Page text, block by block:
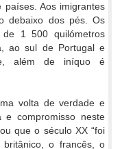
países. Aos imigrantes
debaixo dos pés. Os
1 500 quilómetros
ao sul de Portugal e
além de iníquo é
volta de verdade e
compromisso neste
que o século XX “foi
o francês, o